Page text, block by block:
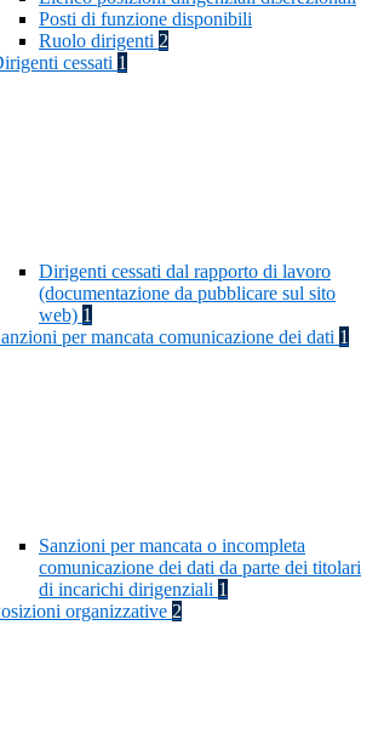
Posti di funzione disponibili
Ruolo dirigenti 2
cessati 1
Dirigenti cessati dal rapporto di lavoro
(documentazione da pubblicare sul sito
web) 1
per mancata comunicazione dei dati 1
Sanzioni per mancata o incompleta
comunicazione dei dati da parte dei titolari
di incarichi dirigenziali 1
organizzative 2